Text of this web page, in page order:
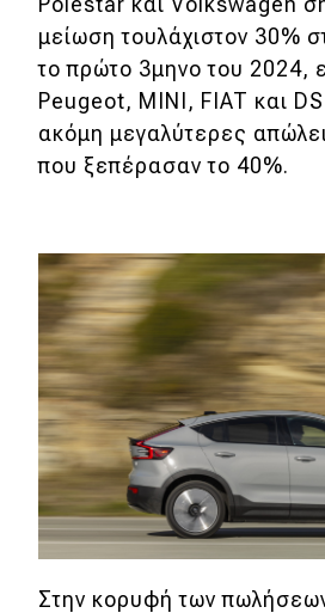
μείωση τουλάχιστον 30%
το πρώτο 3μηνο του 2024,
Peugeot, MINI, FIAT και
ακόμη μεγαλύτερες
που ξεπέρασαν το 40%.
Στην κορυφή των